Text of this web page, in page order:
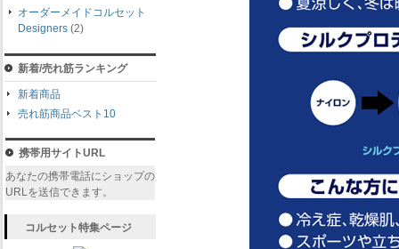
オーダーメイドコルセット
Designers (2)
新着/売れ筋ランキング
新着商品
売れ筋商品ベスト10
携帯用サイトURL
あなたの携帯電話にショップの
URLを送信できます。
コルセット特集ページ